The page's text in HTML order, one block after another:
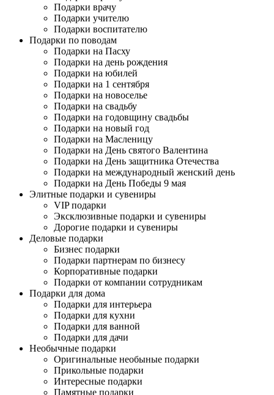
Подарки врачу
Подарки учителю
Подарки воспитателю
Подарки по поводам
Подарки на Пасху
Подарки на день рождения
Подарки на юбилей
Подарки на 1 сентября
Подарки на новоселье
Подарки на свадьбу
Подарки на годовщину свадьбы
Подарки на новый год
Подарки на Масленицу
Подарки на День святого Валентина
Подарки на День защитника Отечества
Подарки на международный женский день
Подарки на День Победы 9 мая
Элитные подарки и сувениры
VIP подарки
Эксклюзивные подарки и сувениры
Дорогие подарки и сувениры
Деловые подарки
Бизнес подарки
Подарки партнерам по бизнесу
Корпоративные подарки
Подарки от компании сотрудникам
Подарки для дома
Подарки для интерьера
Подарки для кухни
Подарки для ванной
Подарки для дачи
Необычные подарки
Оригинальные необыные подарки
Прикольные подарки
Интересные подарки
Памятные подарки